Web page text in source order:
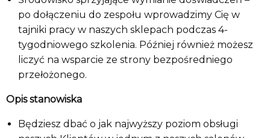
po dołączeniu do zespołu wprowadzimy Cię w
tajniki pracy w naszych sklepach podczas 4-
tygodniowego szkolenia. Później również możesz
liczyć na wsparcie ze strony bezpośredniego
przełożonego.
Opis stanowiska
Będziesz dbać o jak najwyższy poziom obsługi